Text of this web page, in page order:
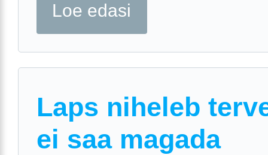
Loe edasi
Laps niheleb
ei saa magada